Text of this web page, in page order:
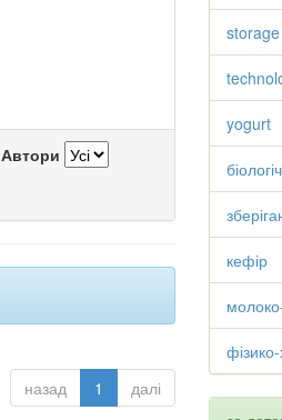
Автори
назад 1 далі
storage
yogurt
кефір
фізико-